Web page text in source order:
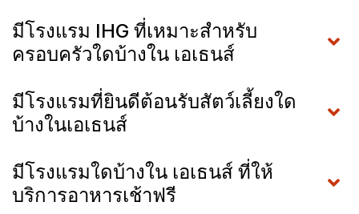
มีโรงแรม IHG ที่เหมาะสำหรับ
ครอบครัวใดบ้างใน เอเธนส์
มีโรงแรมที่ยินดีต้อนรับสัตว์เลี้ยงใด
บ้างในเอเธนส์
มีโรงแรมใดบ้างใน เอเธนส์ ที่ให้
บริการอาหารเช้าฟรี